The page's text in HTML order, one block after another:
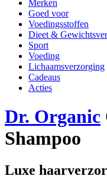
Merken
Goed voor
Voedingsstoffen
Dieet &
Sport
Voeding
Lichaamsverzorging
Cadeaus
Acties
Dr. Organic
Shampoo
Luxe